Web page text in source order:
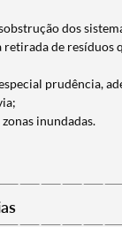
dos
retirada de resíduos
prudência,
inundadas.